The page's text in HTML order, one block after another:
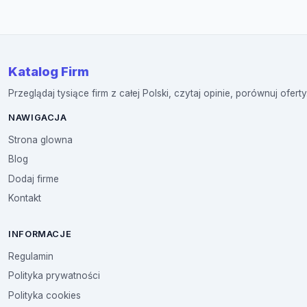
Katalog Firm
Przeglądaj tysiące firm z całej Polski, czytaj opinie, porównuj
NAWIGACJA
Strona glowna
Blog
Dodaj firme
Kontakt
INFORMACJE
Regulamin
Polityka prywatności
Polityka cookies